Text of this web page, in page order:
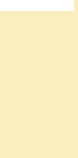
す。相談コーナーを